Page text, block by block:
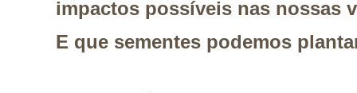
impactos possíveis nas nossas
E que sementes podemos